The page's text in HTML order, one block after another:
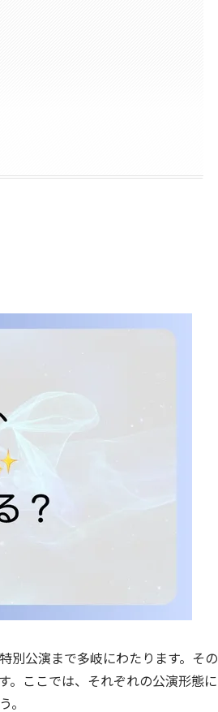
別公演まで多岐にわたります。その
。ここでは、それぞれの公演形態に
。